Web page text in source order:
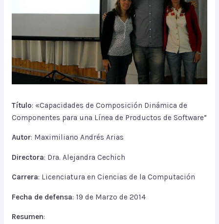
Título: «Capacidades de Composición Dinámica de
Componentes para una Línea de Productos de Software”
Autor: Maximiliano Andrés Arias
Directora: Dra. Alejandra Cechich
Carrera: Licenciatura en Ciencias de la Computación
Fecha de defensa: 19 de Marzo de 2014
Resumen: